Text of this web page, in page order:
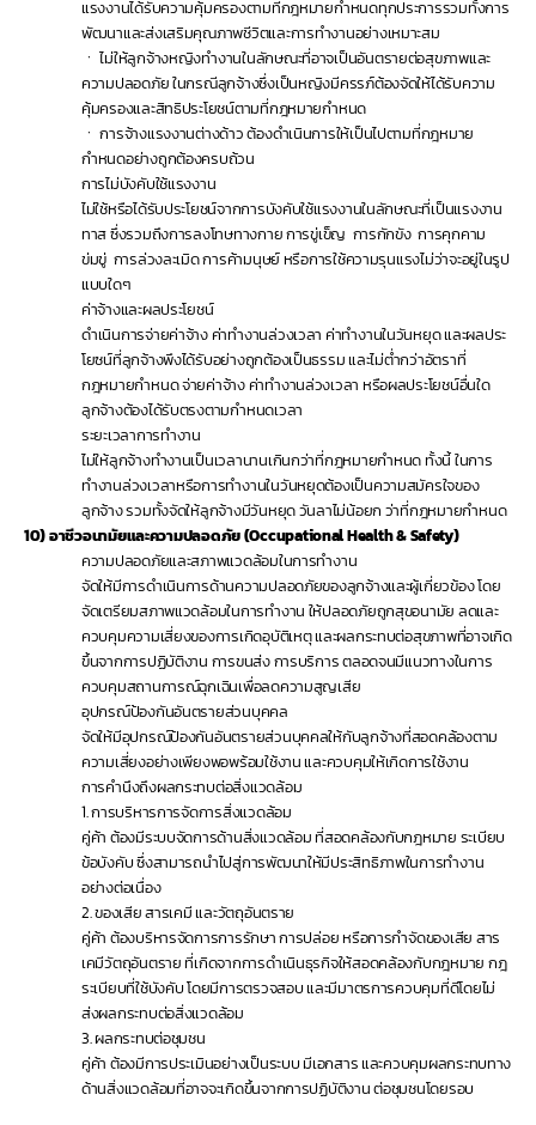
แรงงานได้รับความคุ้มครองตามที่กฎหมายกำหนดทุกประการรวมทั้งการ
พัฒนาและส่งเสริมคุณภาพชีวิตและการทำงานอย่างเหมาะสม
ㆍ ไม่ให้ลูกจ้างหญิงทำงานในลักษณะที่อาจเป็นอันตรายต่อสุขภาพและ
ความปลอดภัย ในกรณีลูกจ้างซึ่งเป็นหญิงมีครรภ์ต้องจัดให้ได้รับความ
คุ้มครองและสิทธิประโยชน์ตามที่กฎหมายกำหนด
ㆍ การจ้างแรงงานต่างด้าว ต้องดำเนินการให้เป็นไปตามที่กฎหมาย
กำหนดอย่างถูกต้องครบถ้วน
การไม่บังคับใช้แรงงาน
ไม่ใช้หรือได้รับประโยชน์จากการบังคับใช้แรงงานในลักษณะที่เป็นแรงงาน
ทาส ซึ่งรวมถึงการลงโทษทางกาย การขู่เข็ญ  การกักขัง  การคุกคาม
ข่มขู่  การล่วงละเมิด การค้ามนุษย์ หรือการใช้ความรุนแรงไม่ว่าจะอยู่ในรูป
แบบใดๆ
ค่าจ้างและผลประโยชน์
ดำเนินการจ่ายค่าจ้าง ค่าทำงานล่วงเวลา ค่าทำงานในวันหยุด และผลประ
โยซน์ที่ลูกจ้างพึงได้รับอย่างถูกต้องเป็นธรรม และไม่ต่ำกว่าอัตราที่
กฎหมายกำหนด จ่ายค่าจ้าง ค่าทำงานล่วงเวลา หรือผลประโยชน์อื่นใด
ลูกจ้างต้องได้รับตรงตามกำหนดเวลา
ระยะเวลาการทำงาน
ไม่ให้ลูกจ้างทำงานเป็นเวลานานเกินกว่าที่กฎหมายกำหนด ทั้งนี้ ในการ
ทำงานล่วงเวลาหรือการทำงานในวันหยุดต้องเป็นความสมัครใจของ
ลูกจ้าง รวมทั้งจัดให้ลูกจ้างมีวันหยุด วันลาไม่น้อยก ว่าที่กฎหมายกำหนด
10)อาชีวอนามัยและความปลอดภัย (Occupational Health & Safety)
ความปลอดภัยและสภาพแวดล้อมในการทำงาน
จัดให้มีการดำเนินการด้านความปลอดภัยของลูกจ้างและผู้เกี่ยวข้อง โดย
จัดเตรียมสภาพแวดล้อมในการทำงาน ให้ปลอดภัยถูกสุขอนามัย ลดและ
ควบคุมความเสี่ยงของการเกิดอุบัติเหตุ และผลกระทบต่อสุขภาพที่อาจเกิด
ขึ้นจากการปฏิบัติงาน การขนส่ง การบริการ ตลอดจนมีแนวทางในการ
ควบคุมสถานการณ์ฉุกเฉินเพื่อลดความสูญเสีย
อุปกรณ์ป้องกันอันตรายส่วนบุคคล
จัดให้มีอุปกรณ์ป้องกันอันตรายส่วนบุคคลให้กับลูกจ้างที่สอดคล้องตาม
ความเสี่ยงอย่างเพียงพอพร้อมใช้งาน และควบคุมให้เกิดการใช้งาน
การคำนึงถึงผลกระทบต่อสิ่งแวดล้อม
1. การบริหารการจัดการสิ่งแวดล้อม
คู่ค้า ต้องมีระบบจัดการด้านสิ่งแวดล้อม ที่สอดคล้องกับกฎหมาย ระเบียบ
ข้อบังคับ ซึ่งสามารถนำไปสู่การพัฒนาให้มีประสิทธิภาพในการทำงาน
อย่างต่อเนื่อง
2. ของเสีย สารเคมี และวัตถุอันตราย
คู่ค้า ต้องบริหารจัดการการรักษา การปล่อย หรือการกำจัดของเสีย สาร
เคมีวัตถุอันตราย ที่เกิดจากการดำเนินธุรกิจให้สอดคล้องกับกฎหมาย กฎ
ระเบียบที่ใช้บังคับ โดยมีการตรวจสอบ และมีมาตรการควบคุมที่ดีโดยไม่
ส่งผลกระทบต่อสิ่งแวดล้อม
3. ผลกระทบต่อชุมชน
คู่ค้า ต้องมีการประเมินอย่างเป็นระบบ มีเอกสาร และควบคุมผลกระทบทาง
ด้านสิ่งแวดล้อมที่อาจจะเกิดขึ้นจากการปฏิบัติงาน ต่อชุมชนโดยรอบ